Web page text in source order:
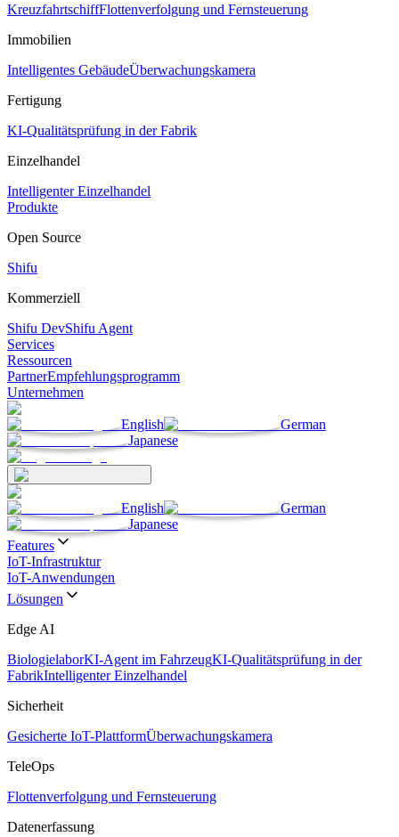
KreuzfahrtschiffFlottenverfolgung und Fernsteuerung
Immobilien
Intelligentes GebäudeÜberwachungskamera
Fertigung
KI-Qualitätsprüfung in der Fabrik
Einzelhandel
Intelligenter Einzelhandel
Produkte
Open Source
Shifu
Kommerziell
Shifu DevShifu Agent
Services
Ressourcen
PartnerEmpfehlungsprogramm
Unternehmen
English
German
Japanese
English
German
Japanese
Features
IoT-Infrastruktur
IoT-Anwendungen
Lösungen
Edge AI
BiologielaborKI-Agent im FahrzeugKI-Qualitätsprüfung in der
FabrikIntelligenter Einzelhandel
Sicherheit
Gesicherte IoT-PlattformÜberwachungskamera
TeleOps
Flottenverfolgung und Fernsteuerung
Datenerfassung